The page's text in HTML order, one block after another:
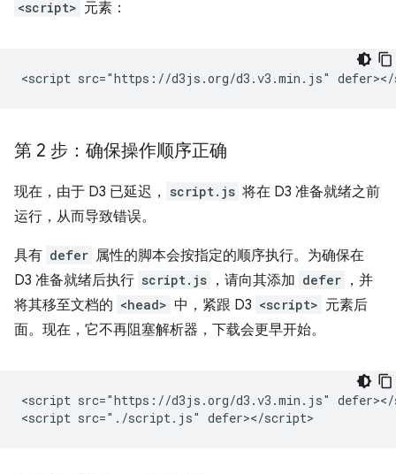
<script> 元素：
第 2 步：确保操作顺序正确
现在，由于 D3 已延迟， script.js 将在 D3 准备就绪之前
运行，从而导致错误。
具有 defer 属性的脚本会按指定的顺序执行。为确保在
D3 准备就绪后执行 script.js ，请向其添加 defer ，并
将其移至文档的 <head> 中，紧跟 D3 <script> 元素后
面。现在，它不再阻塞解析器，下载会更早开始。
<script src="https://d3js.org/d3.v3.min.js"